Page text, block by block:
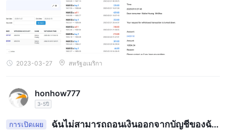
2023-03-27 สหรัฐอเมริกา
honhow777
3-5ปี
การเปิดเผย
ฉันไม่สามารถถอนเงินออกจากบัญชีของฉัน